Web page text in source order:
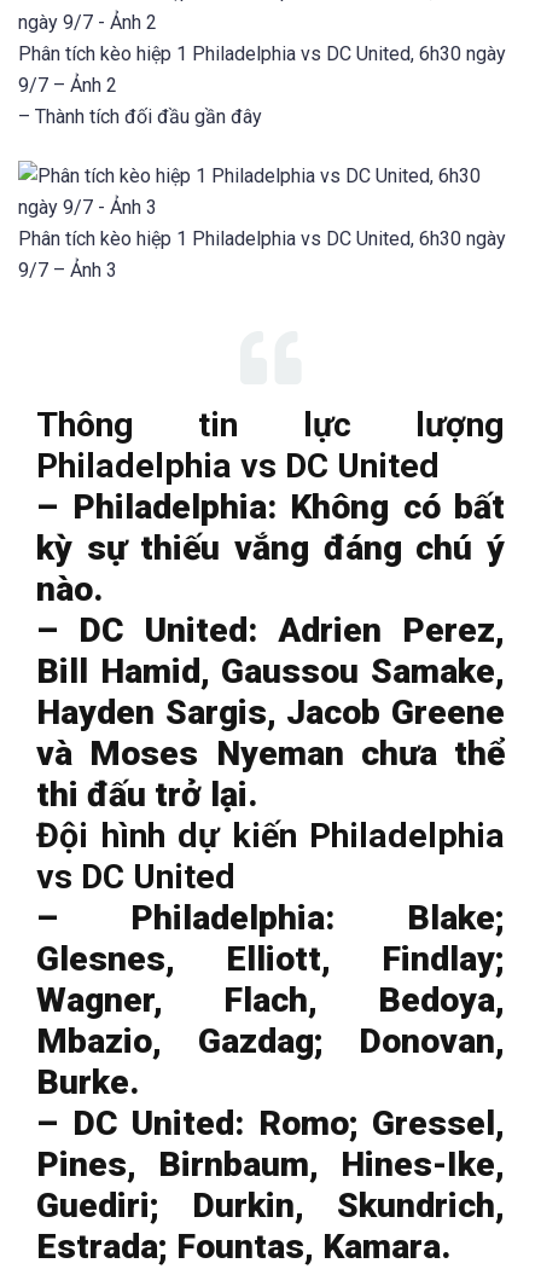
Phân tích kèo hiệp 1 Philadelphia vs DC United, 6h30 ngày
9/7 – Ảnh 2
– Thành tích đối đầu gần đây
Phân tích kèo hiệp 1 Philadelphia vs DC United, 6h30 ngày
9/7 – Ảnh 3
Thông tin lực lượng
Philadelphia vs DC United
– Philadelphia: Không có bất
kỳ sự thiếu vắng đáng chú ý
nào.
– DC United: Adrien Perez,
Bill Hamid, Gaussou Samake,
Hayden Sargis, Jacob Greene
và Moses Nyeman chưa thể
thi đấu trở lại.
Đội hình dự kiến Philadelphia
vs DC United
– Philadelphia: Blake;
Glesnes, Elliott, Findlay;
Wagner, Flach, Bedoya,
Mbazio, Gazdag; Donovan,
Burke.
– DC United: Romo; Gressel,
Pines, Birnbaum, Hines-Ike,
Guediri; Durkin, Skundrich,
Estrada; Fountas, Kamara.